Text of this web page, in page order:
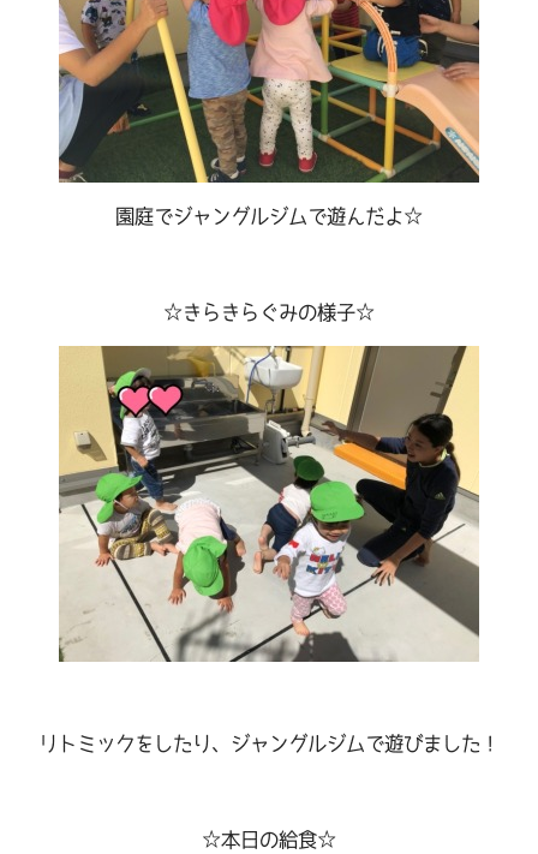
園庭でジャングルジムで遊んだよ☆
☆きらきらぐみの様子☆
リトミックをしたり、ジャングルジムで遊びました！
☆本日の給食☆